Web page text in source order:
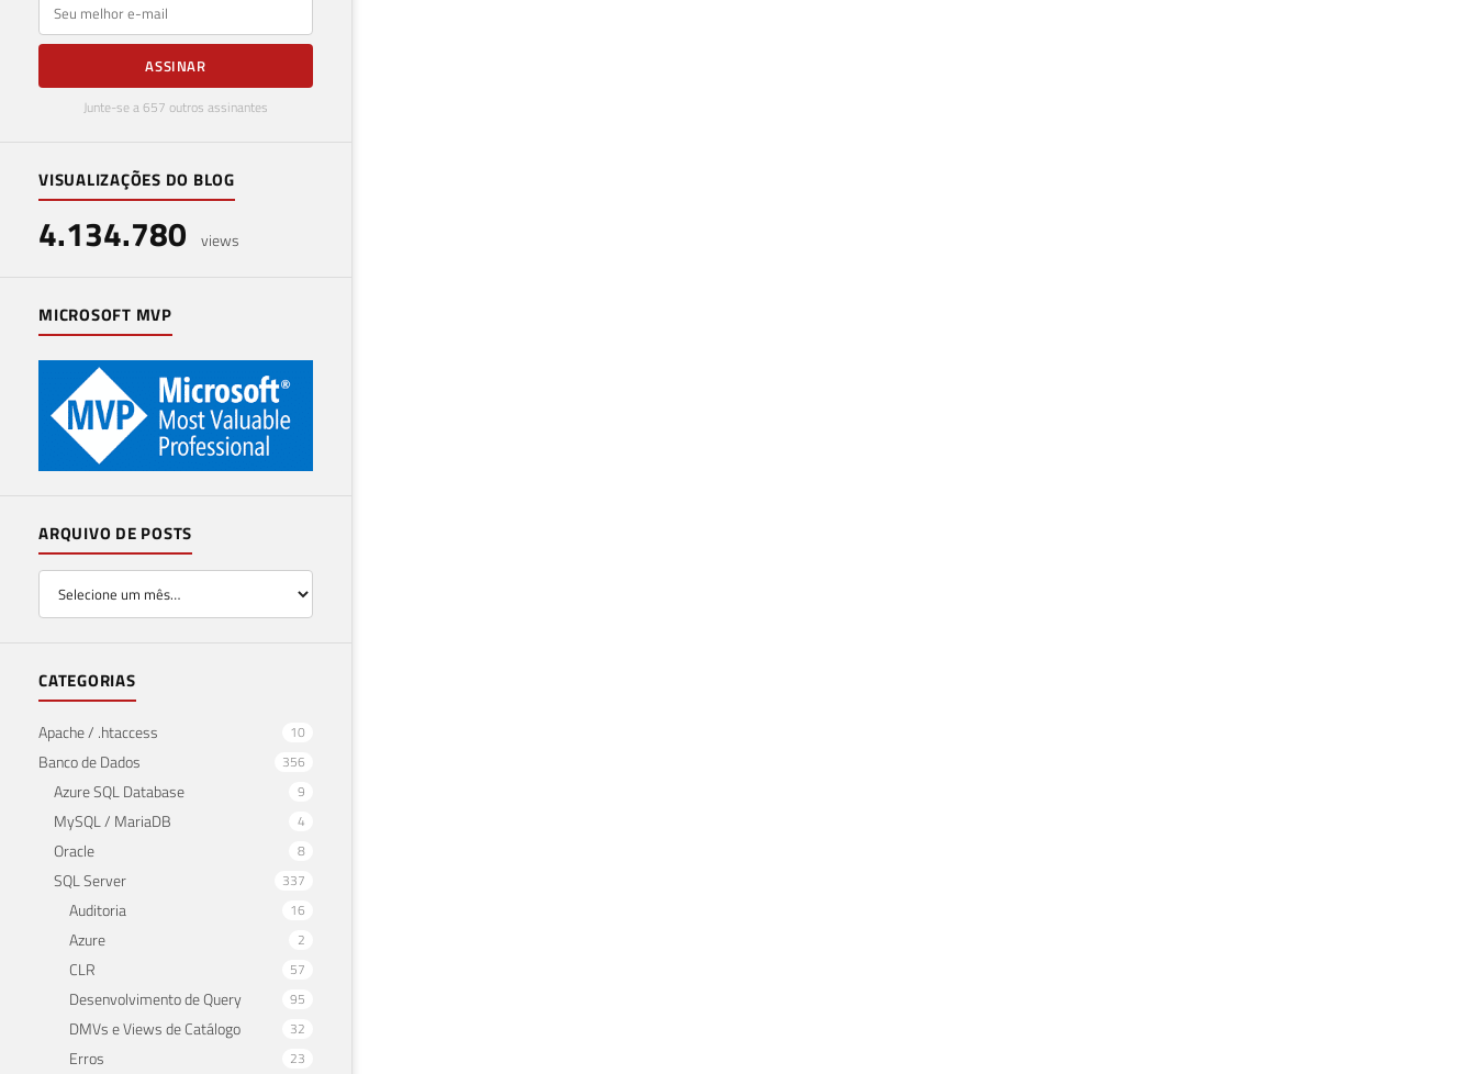
ASSINAR
Junte-se a 657 outros assinantes
VISUALIZAÇÕES DO BLOG
4.134.780 views
MICROSOFT MVP
ARQUIVO DE POSTS
CATEGORIAS
Apache / .htaccess 10
Banco de Dados 356
Azure SQL Database 9
MySQL / MariaDB 4
Oracle 8
SQL Server 337
Auditoria 16
Azure 2
CLR 57
Desenvolvimento de Query 95
DMVs e Views de Catálogo 32
Erros 23